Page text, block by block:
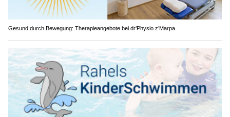
Gesund durch Bewegung: Therapieangebote bei dr’Physio z’Marpa